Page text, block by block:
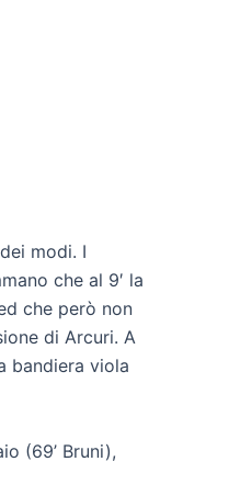
modi. I
che al 9′ la
che però non
di Arcuri. A
bandiera viola
(69’ Bruni),